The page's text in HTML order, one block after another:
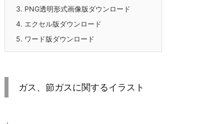
3. PNG透明形式画像版ダウンロード
4. エクセル版ダウンロード
5. ワード版ダウンロード
ガス、節ガスに関するイラスト